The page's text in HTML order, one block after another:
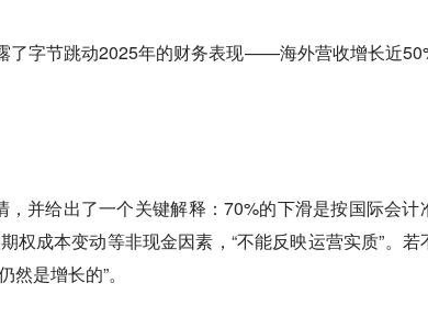
了字节跳动2025年的财务表现——海外营收增长近
并给出了一个关键解释：70%的下滑是按国际会计
权成本变动等非现金因素，“不能反映运营实质”。若
是增长的”。